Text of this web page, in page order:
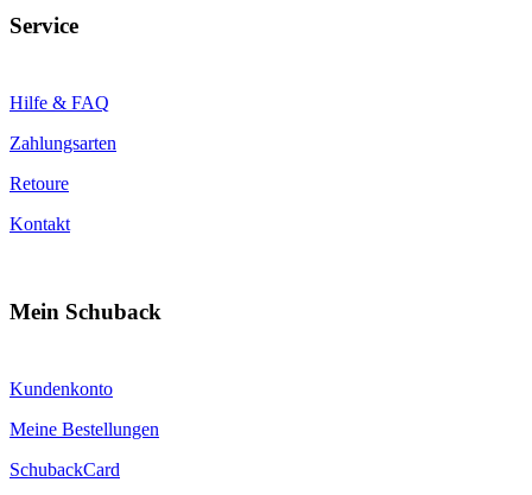
Service
Hilfe & FAQ
Zahlungsarten
Retoure
Kontakt
Mein Schuback
Kundenkonto
Meine Bestellungen
SchubackCard